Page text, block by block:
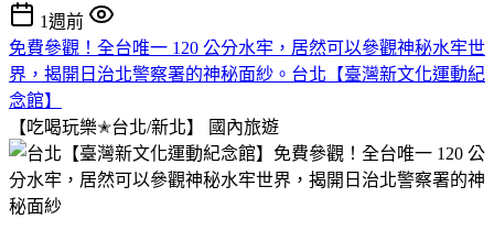
1週前
免費參觀！全台唯一 120 公分水牢，居然可以參觀神秘水牢世
界，揭開日治北警察署的神秘面紗。台北【臺灣新文化運動紀
念館】
【吃喝玩樂✭台北/新北】
國內旅遊